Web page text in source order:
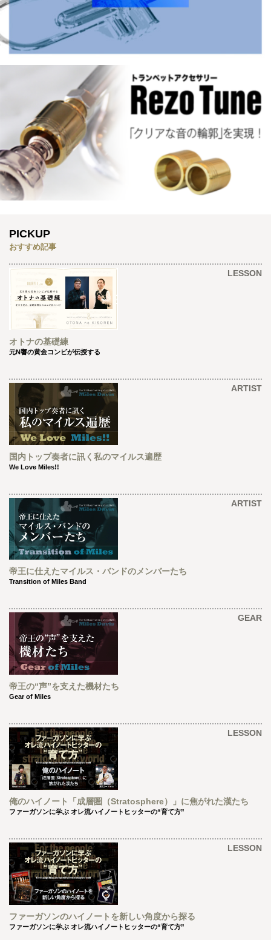
PICKUP
おすすめ記事
LESSON
オトナの基礎練
元N響の黄金コンビが伝授する
ARTIST
国内トップ奏者に訊く私のマイルス遍歴
We Love Miles!!
ARTIST
帝王に仕えたマイルス・バンドのメンバーたち
Transition of Miles Band
GEAR
帝王の“声”を支えた機材たち
Gear of Miles
LESSON
俺のハイノート「成層圏（Stratosphere）」に焦がれた漢たち
ファーガソンに学ぶ オレ流ハイノートヒッターの“育て方”
LESSON
ファーガソンのハイノートを新しい角度から探る
ファーガソンに学ぶ オレ流ハイノートヒッターの“育て方”